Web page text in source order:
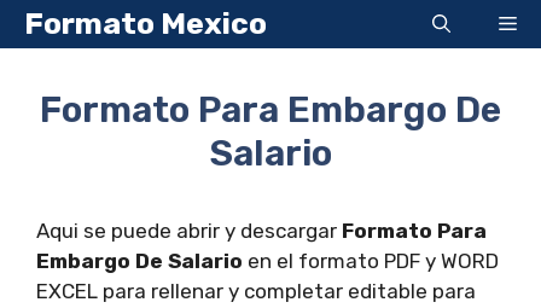
Saltar
al
Formato Mexico
Formato Para Embargo De
Salario
Aqui se puede abrir y descargar Formato Para
Embargo De Salario en el formato PDF y WORD
EXCEL para rellenar y completar editable para